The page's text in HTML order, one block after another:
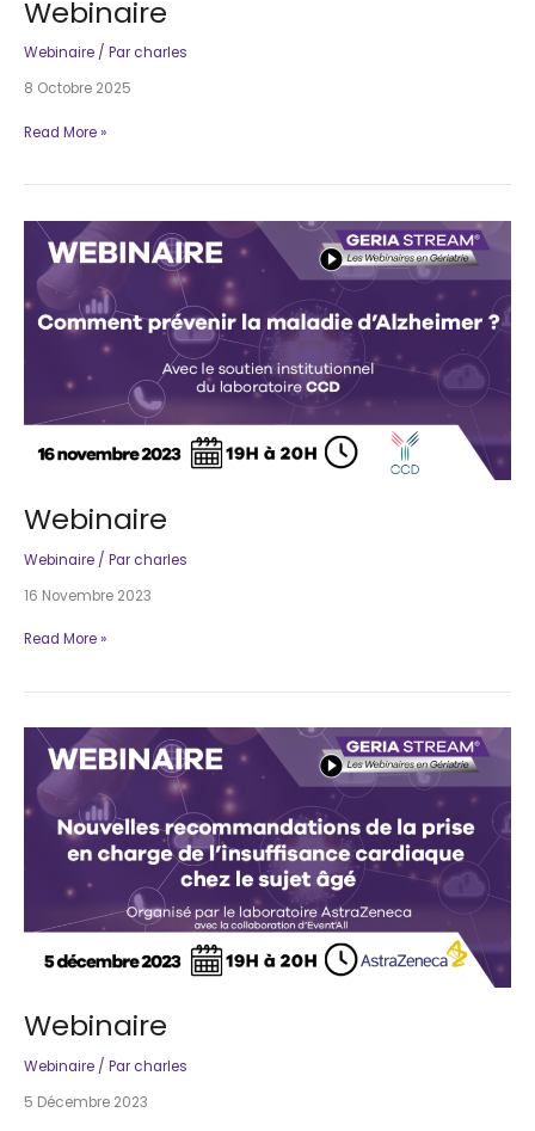
Webinaire
Webinaire / Parcharles
8 Octobre 2025
Webinaire
Read More »
Webinaire
Webinaire / Parcharles
16 Novembre 2023
Webinaire
Read More »
Webinaire
Webinaire / Parcharles
5 Décembre 2023